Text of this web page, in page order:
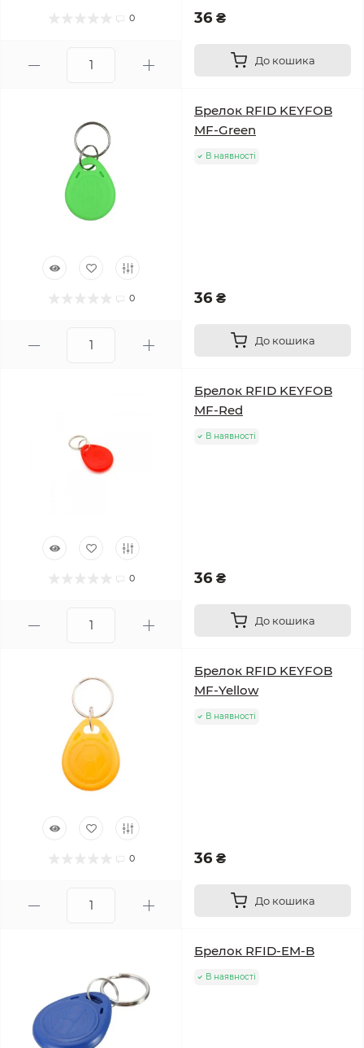
0 36 ₴
До кошика
0
Брелок RFID KEYFOB
MF-Green
В наявності
36 ₴
До кошика
0
Брелок RFID KEYFOB
MF-Red
В наявності
36 ₴
До кошика
0
Брелок RFID KEYFOB
MF-Yellow
В наявності
36 ₴
До кошика
Брелок RFID-EM-B
В наявності